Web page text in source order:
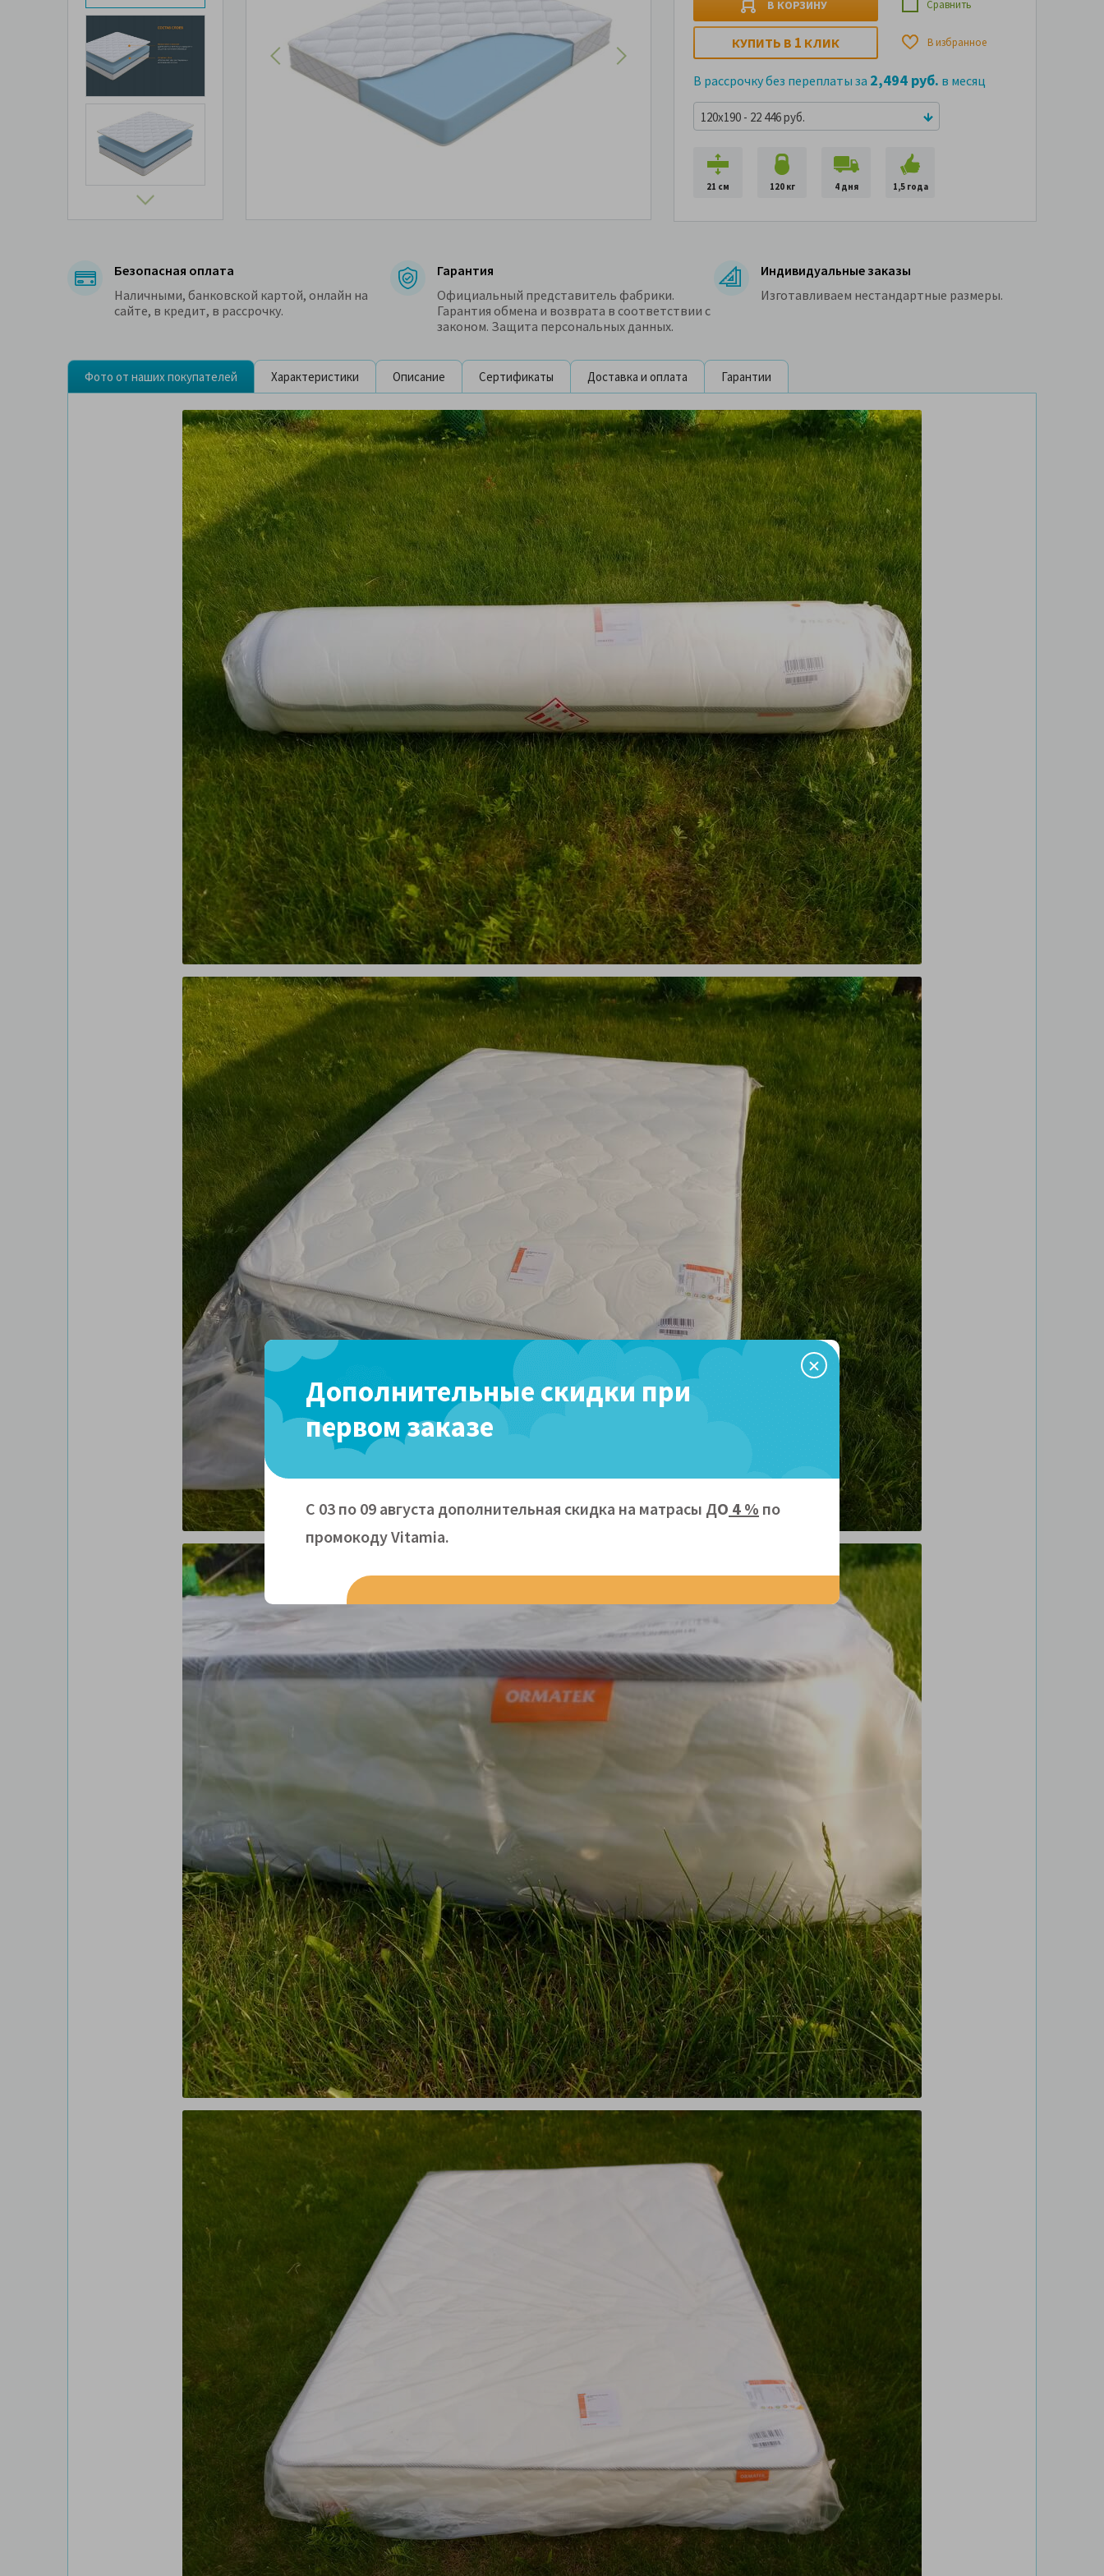
В КОРЗИНУ Сравнить
В избранное
КУПИТЬ В 1 КЛИК
В рассрочку без переплаты за 2,494 руб. в месяц
120x190 - 22 446 руб.
21 см 120 кг 4 дня 1,5 года
Безопасная оплата
Наличными, банковской картой, онлайн на
сайте, в кредит, в рассрочку.
Гарантия
Официальный представитель фабрики.
Гарантия обмена и возврата в соответствии с
законом. Защита персональных данных.
Индивидуальные заказы
Изготавливаем нестандартные размеры.
Фото от наших покупателей Характеристики Описание Сертификаты Доставка и оплата Гарантии
Дополнительные скидки при
первом заказе
С 03 по 09 августа дополнительная скидка на матрасы ДО 4 % по
промокоду Vitamiа.